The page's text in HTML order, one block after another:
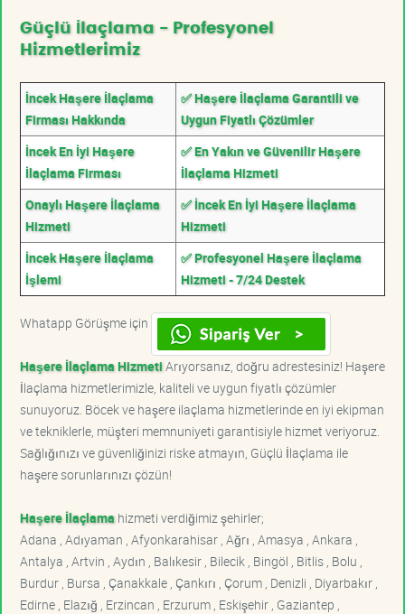
Güçlü İlaçlama - Profesyonel
Hizmetlerimiz
İncek Haşere İlaçlama
Firması Hakkında
✅ Haşere İlaçlama Garantili ve
Uygun Fiyatlı Çözümler
İncek En İyi Haşere
İlaçlama Firması
✅ En Yakın ve Güvenilir Haşere
İlaçlama Hizmeti
Onaylı Haşere İlaçlama
Hizmeti
✅ İncek En İyi Haşere İlaçlama
Hizmeti
İncek Haşere İlaçlama
İşlemi
✅ Profesyonel Haşere İlaçlama
Hizmeti - 7/24 Destek
Whatapp Görüşme için
Haşere İlaçlama HizmetiArıyorsanız, doğru adrestesiniz! Haşere
İlaçlama hizmetlerimizle, kaliteli ve uygun fiyatlı çözümler
sunuyoruz. Böcek ve haşere ilaçlama hizmetlerinde en iyi ekipman
ve tekniklerle, müşteri memnuniyeti garantisiyle hizmet veriyoruz.
Sağlığınızı ve güvenliğinizi riske atmayın, Güçlü İlaçlama ile
haşere sorunlarınızı çözün!
Haşere İlaçlama hizmeti verdiğimiz şehirler;
Adana , Adıyaman , Afyonkarahisar , Ağrı , Amasya , Ankara ,
Antalya , Artvin , Aydın , Balıkesir , Bilecik , Bingöl , Bitlis , Bolu ,
Burdur , Bursa , Çanakkale , Çankırı , Çorum , Denizli , Diyarbakır ,
Edirne , Elazığ , Erzincan , Erzurum , Eskişehir , Gaziantep ,